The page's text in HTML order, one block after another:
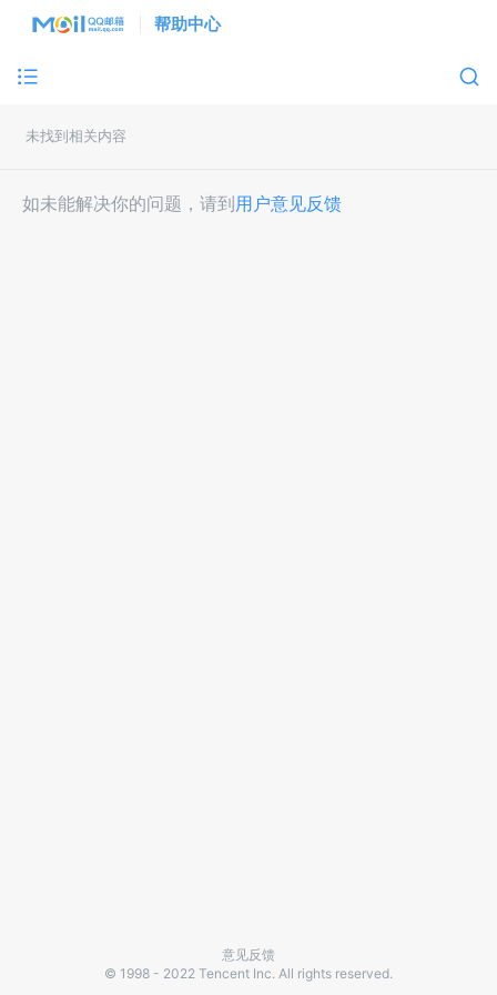
帮助中心
未找到相关内容
如未能解决你的问题，请到用户意见反馈
意见反馈
© 1998 - 2022 Tencent Inc. All rights reserved.